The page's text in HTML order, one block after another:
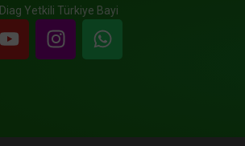
Yetkili Türkiye Bayi